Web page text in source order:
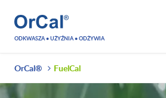
ODKWASZA • UŻYŹNIA • ODŻYWIA
OrCal® FuelCal